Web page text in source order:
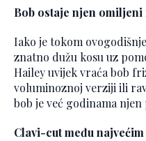
Bob ostaje njen omiljeni
Iako je tokom
znatno dužu kosu uz
Hailey uvijek vraća bob
voluminoznoj verziji ili
bob je već godinama
Clavi-cut među